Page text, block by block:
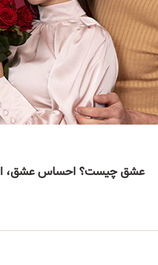
عشق چیست؟ احساس عشق، انواع عشق و